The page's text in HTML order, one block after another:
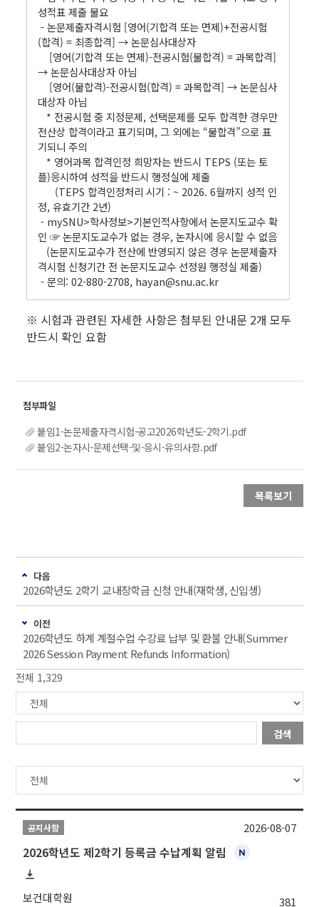
성적표 제출 불요
- 논문제출자격시험 [영어(기합격 또는 면제)+전공시험
(합격) = 최종합격] → 논문심사대상자
[영어(기합격 또는 면제)-전공시험(불합격) = 과목합격]
→ 논문심사대상자 아님
[영어(불합격)-전공시험(합격) = 과목합격] → 논문심사
대상자 아님
* 전공시험 중 지정문제, 선택문제를 모두 합격한 경우만
전산상 합격이라고 표기되며, 그 외에는 “불합격”으로 표
기되니 주의
* 영어과목 합격인정 희망자는 반드시 TEPS (또는 토
플)응시하여 성적을 반드시 행정실에 제출
(TEPS 합격인정처리 시기 : ~ 2026. 6월까지 성적 인
정, 유효기간 2년)
- mySNU>학사정보>기본인적사항에서 논문지도교수 확
인 ☞ 논문지도교수가 없는 경우, 논자시에 응시할 수 없음
(논문지도교수가 전산에 반영되지 않은 경우 논문제출자
격시험 신청기간 전 논문지도교수 선정원 행정실 제출)
- 문의: 02-880-2708, hayan@snu.ac.kr
※ 시험과 관련된 자세한 사항은 첨부된 안내문 2개 모두
반드시 확인 요함
붙임1-논문제출자격시험-공고2026학년도-2학기.pdf
붙임2-논자시-문제선택-및-응시-유의사항.pdf
목록보기
다음
2026학년도 2학기 교내장학금 신청 안내(재학생, 신입생)
이전
2026학년도 하계 계절수업 수강료 납부 및 환불 안내(Summer
2026 Session Payment Refunds Information)
전체 1,329
검색
공지사항
2026학년도 제2학기 등록금 수납계획 알림
보건대학원 381
2026-08-07